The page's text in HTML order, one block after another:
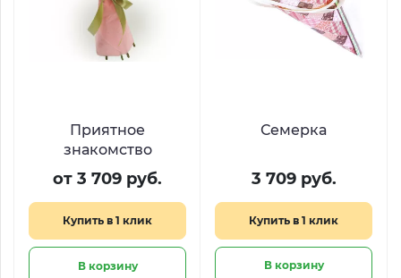
Приятное
знакомство
от 3 709 руб.
Купить в 1 клик
В корзину
Семерка
3 709 руб.
Купить в 1 клик
В корзину